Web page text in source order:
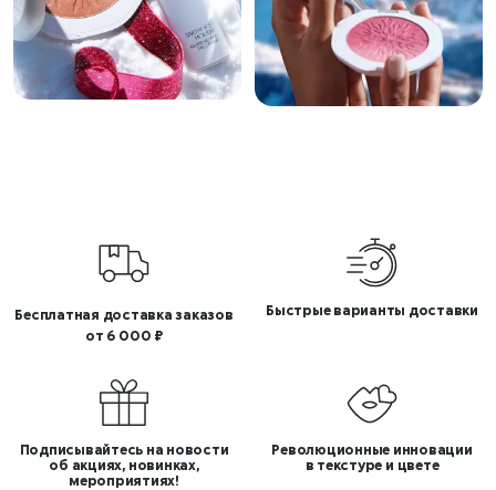
Бесплатная доставка заказов
от 6 000 ₽
Быстрые варианты доставки
Подписывайтесь на новости
об акциях, новинках,
мероприятиях!
Революционные инновации
в текстуре и цвете